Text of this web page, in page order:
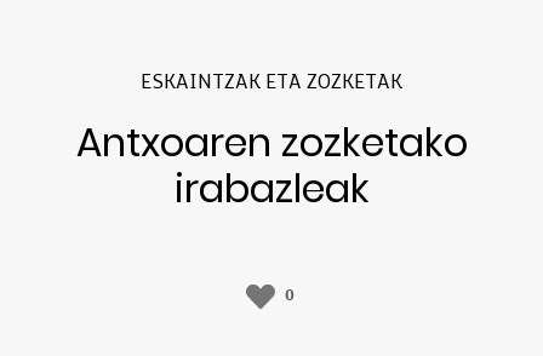
ESKAINTZAK ETA ZOZKETAK
Antxoaren zozketako
irabazleak
0